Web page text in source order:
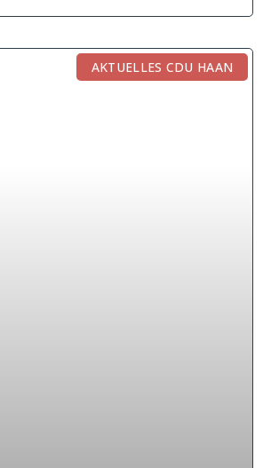
AKTUELLES CDU HAAN